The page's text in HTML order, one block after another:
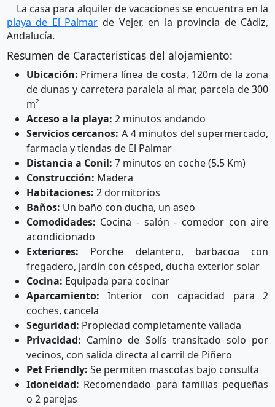
La casa para alquiler de vacaciones se encuentra en la
playa de El Palmar de Vejer, en la provincia de Cádiz,
Andalucía.
Resumen de Caracteristicas del alojamiento:
Ubicación: Primera línea de costa, 120m de la zona
de dunas y carretera paralela al mar, parcela de 300
m²
Acceso a la playa: 2 minutos andando
Servicios cercanos: A 4 minutos del supermercado,
farmacia y tiendas de El Palmar
Distancia a Conil: 7 minutos en coche (5.5 Km)
Construcción: Madera
Habitaciones: 2 dormitorios
Baños: Un baño con ducha, un aseo
Comodidades: Cocina - salón - comedor con aire
acondicionado
Exteriores: Porche delantero, barbacoa con
fregadero, jardín con césped, ducha exterior solar
Cocina: Equipada para cocinar
Aparcamiento: Interior con capacidad para 2
coches, cancela
Seguridad: Propiedad completamente vallada
Privacidad: Camino de Solís transitado solo por
vecinos, con salida directa al carril de Piñero
Pet Friendly: Se permiten mascotas bajo consulta
Idoneidad: Recomendado para familias pequeñas
o 2 parejas